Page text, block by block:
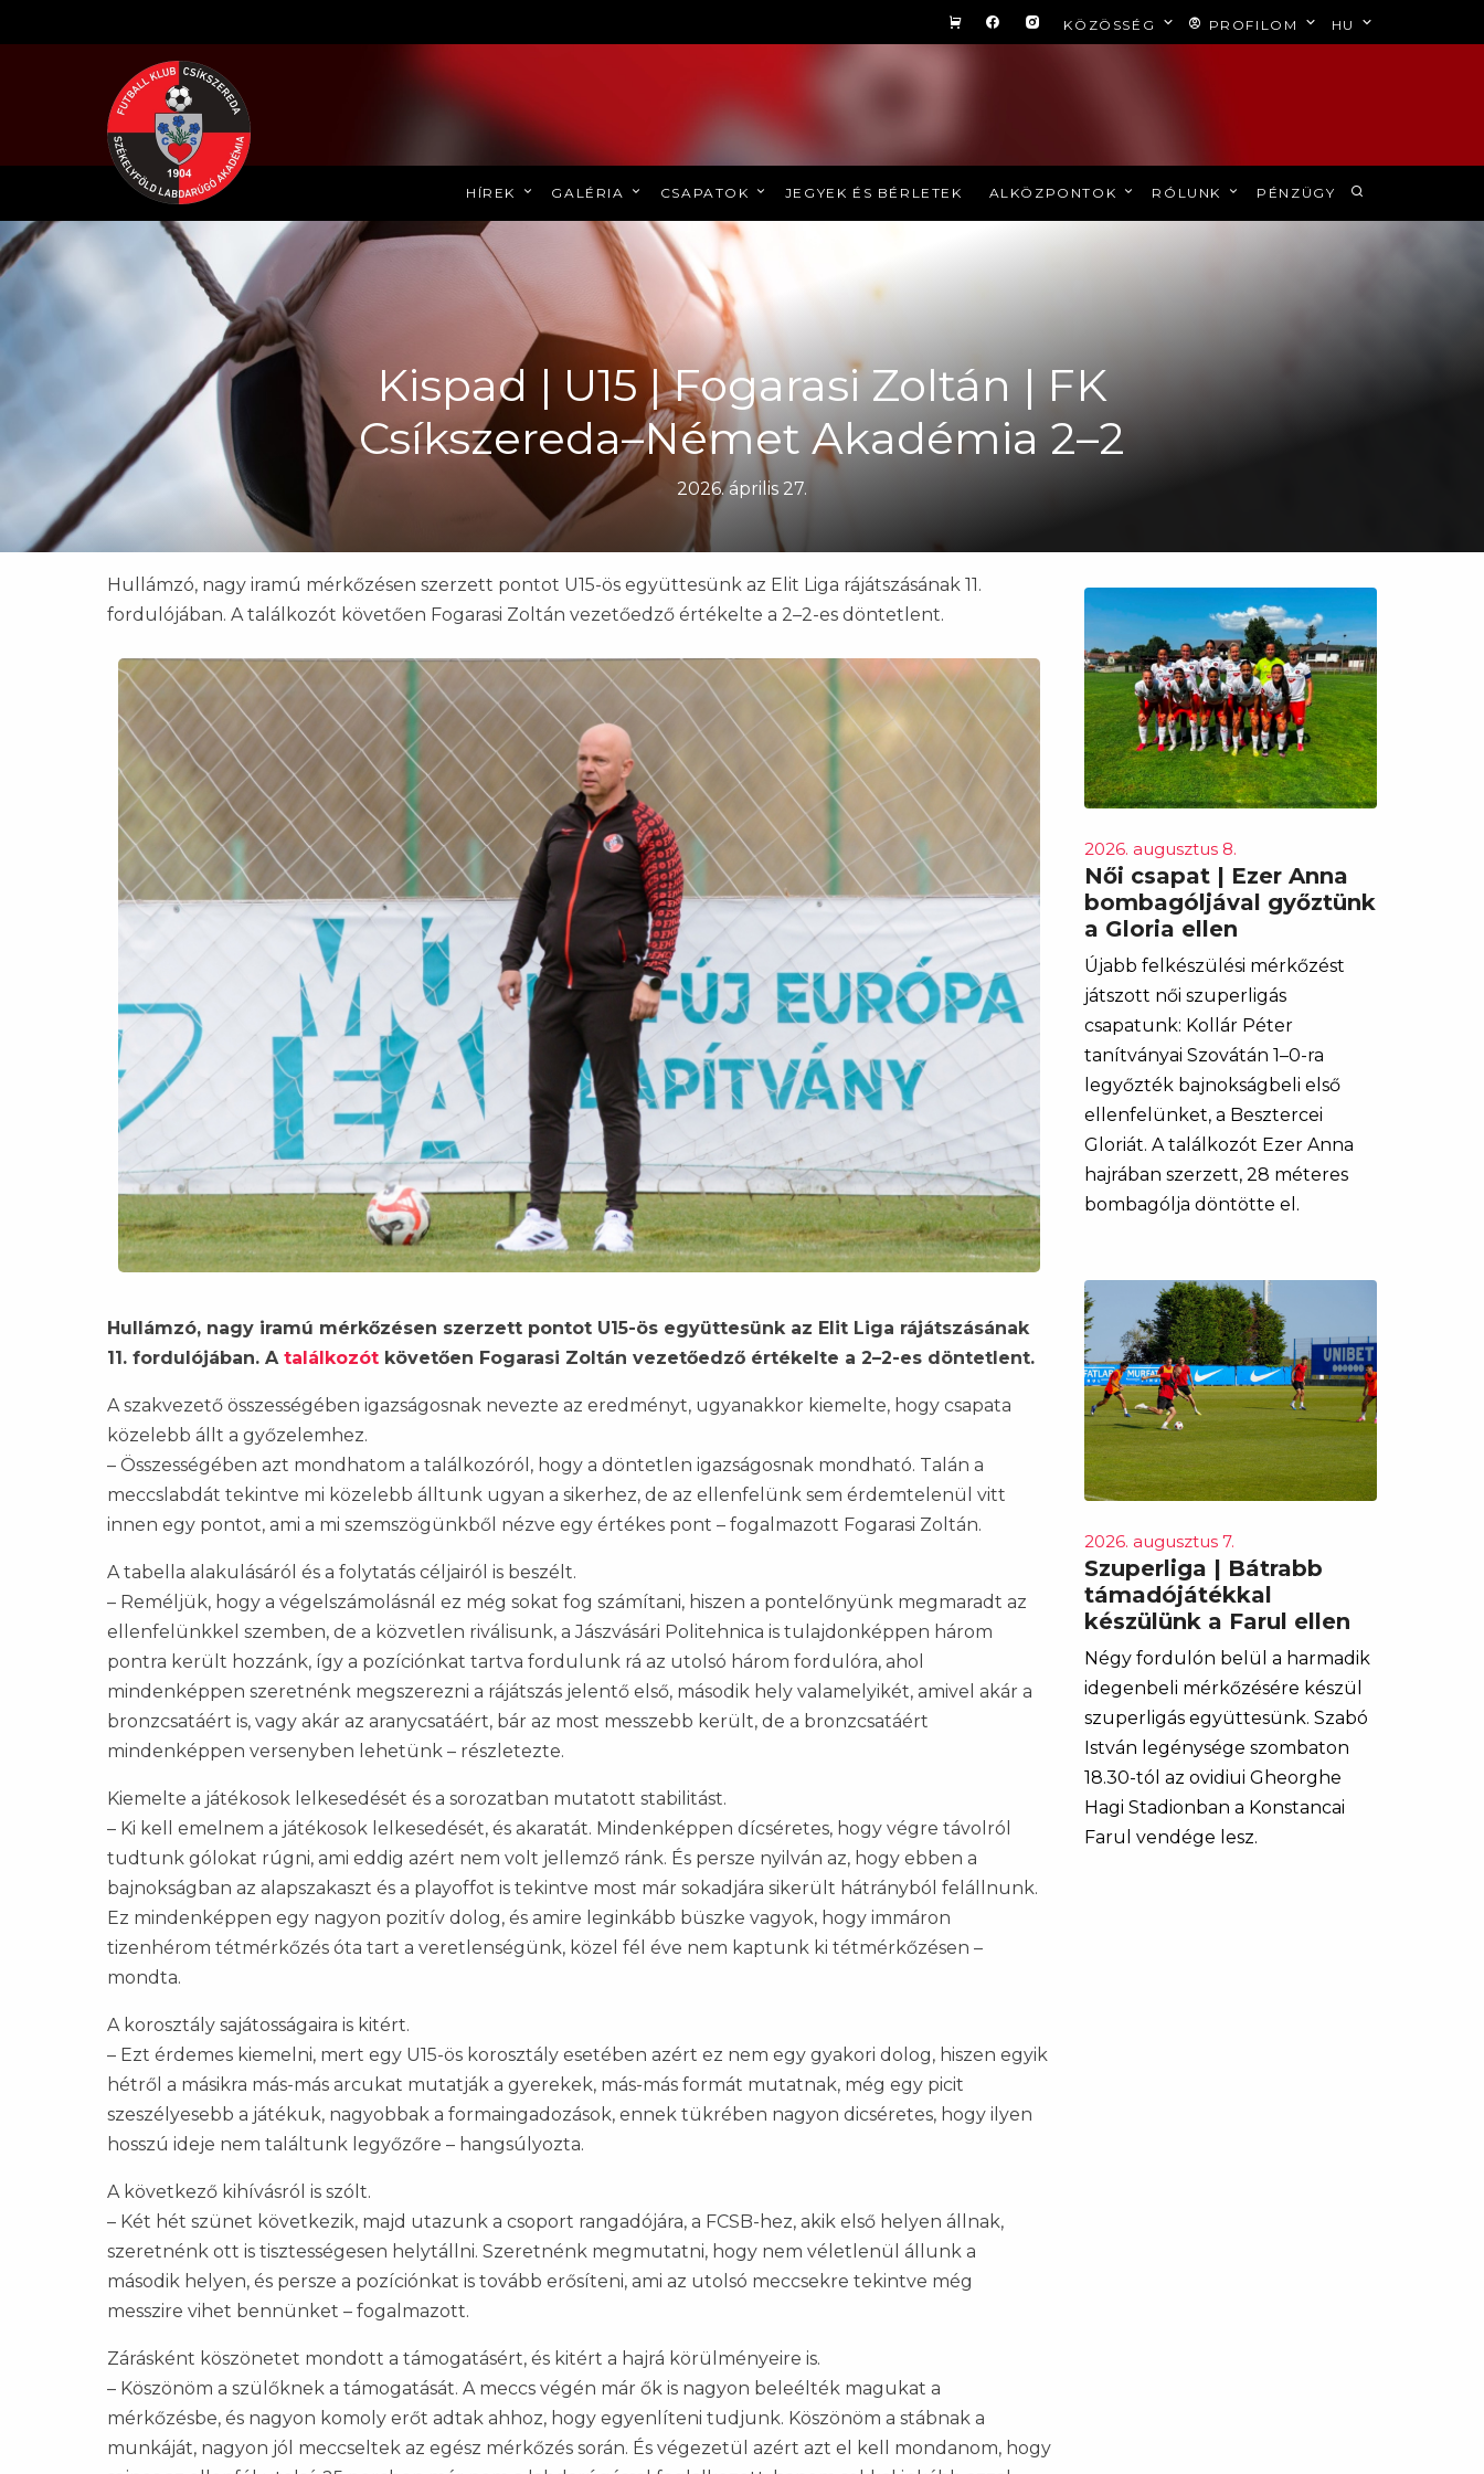
KÖZÖSSÉG PROFILOM HU
HÍREK GALÉRIA CSAPATOK JEGYEK ÉS BÉRLETEK ALKÖZPONTOK RÓLUNK PÉNZÜGY
Kispad | U15 | Fogarasi Zoltán | FK
Csíkszereda–Német Akadémia 2–2
2026. április 27.
Hullámzó, nagy iramú mérkőzésen szerzett pontot U15-ös együttesünk az Elit Liga rájátszásának 11.
fordulójában. A találkozót követően Fogarasi Zoltán vezetőedző értékelte a 2–2-es döntetlent.
Hullámzó, nagy iramú mérkőzésen szerzett pontot U15-ös együttesünk az Elit Liga rájátszásának
11. fordulójában. A találkozót követően Fogarasi Zoltán vezetőedző értékelte a 2–2-es döntetlent.
A szakvezető összességében igazságosnak nevezte az eredményt, ugyanakkor kiemelte, hogy csapata
közelebb állt a győzelemhez.
– Összességében azt mondhatom a találkozóról, hogy a döntetlen igazságosnak mondható. Talán a
meccslabdát tekintve mi közelebb álltunk ugyan a sikerhez, de az ellenfelünk sem érdemtelenül vitt
innen egy pontot, ami a mi szemszögünkből nézve egy értékes pont – fogalmazott Fogarasi Zoltán.
A tabella alakulásáról és a folytatás céljairól is beszélt.
– Reméljük, hogy a végelszámolásnál ez még sokat fog számítani, hiszen a pontelőnyünk megmaradt az
ellenfelünkkel szemben, de a közvetlen riválisunk, a Jászvásári Politehnica is tulajdonképpen három
pontra került hozzánk, így a pozíciónkat tartva fordulunk rá az utolsó három fordulóra, ahol
mindenképpen szeretnénk megszerezni a rájátszás jelentő első, második hely valamelyikét, amivel akár a
bronzcsatáért is, vagy akár az aranycsatáért, bár az most messzebb került, de a bronzcsatáért
mindenképpen versenyben lehetünk – részletezte.
Kiemelte a játékosok lelkesedését és a sorozatban mutatott stabilitást.
– Ki kell emelnem a játékosok lelkesedését, és akaratát. Mindenképpen dícséretes, hogy végre távolról
tudtunk gólokat rúgni, ami eddig azért nem volt jellemző ránk. És persze nyilván az, hogy ebben a
bajnokságban az alapszakaszt és a playoffot is tekintve most már sokadjára sikerült hátrányból felállnunk.
Ez mindenképpen egy nagyon pozitív dolog, és amire leginkább büszke vagyok, hogy immáron
tizenhérom tétmérkőzés óta tart a veretlenségünk, közel fél éve nem kaptunk ki tétmérkőzésen –
mondta.
A korosztály sajátosságaira is kitért.
– Ezt érdemes kiemelni, mert egy U15-ös korosztály esetében azért ez nem egy gyakori dolog, hiszen egyik
hétről a másikra más-más arcukat mutatják a gyerekek, más-más formát mutatnak, még egy picit
szeszélyesebb a játékuk, nagyobbak a formaingadozások, ennek tükrében nagyon dicséretes, hogy ilyen
hosszú ideje nem találtunk legyőzőre – hangsúlyozta.
A következő kihívásról is szólt.
– Két hét szünet következik, majd utazunk a csoport rangadójára, a FCSB-hez, akik első helyen állnak,
szeretnénk ott is tisztességesen helytállni. Szeretnénk megmutatni, hogy nem véletlenül állunk a
második helyen, és persze a pozíciónkat is tovább erősíteni, ami az utolsó meccsekre tekintve még
messzire vihet bennünket – fogalmazott.
Zárásként köszönetet mondott a támogatásért, és kitért a hajrá körülményeire is.
– Köszönöm a szülőknek a támogatását. A meccs végén már ők is nagyon beleélték magukat a
mérkőzésbe, és nagyon komoly erőt adtak ahhoz, hogy egyenlíteni tudjunk. Köszönöm a stábnak a
munkáját, nagyon jól meccseltek az egész mérkőzés során. És végezetül azért azt el kell mondanom, hogy
2026. augusztus 8.
Női csapat | Ezer Anna
bombagóljával győztünk
a Gloria ellen
Újabb felkészülési mérkőzést
játszott női szuperligás
csapatunk: Kollár Péter
tanítványai Szovátán 1–0-ra
legyőzték bajnokságbeli első
ellenfelünket, a Besztercei
Gloriát. A találkozót Ezer Anna
hajrában szerzett, 28 méteres
bombagólja döntötte el.
2026. augusztus 7.
Szuperliga | Bátrabb
támadójátékkal
készülünk a Farul ellen
Négy fordulón belül a harmadik
idegenbeli mérkőzésére készül
szuperligás együttesünk. Szabó
István legénysége szombaton
18.30-tól az ovidiui Gheorghe
Hagi Stadionban a Konstancai
Farul vendége lesz.